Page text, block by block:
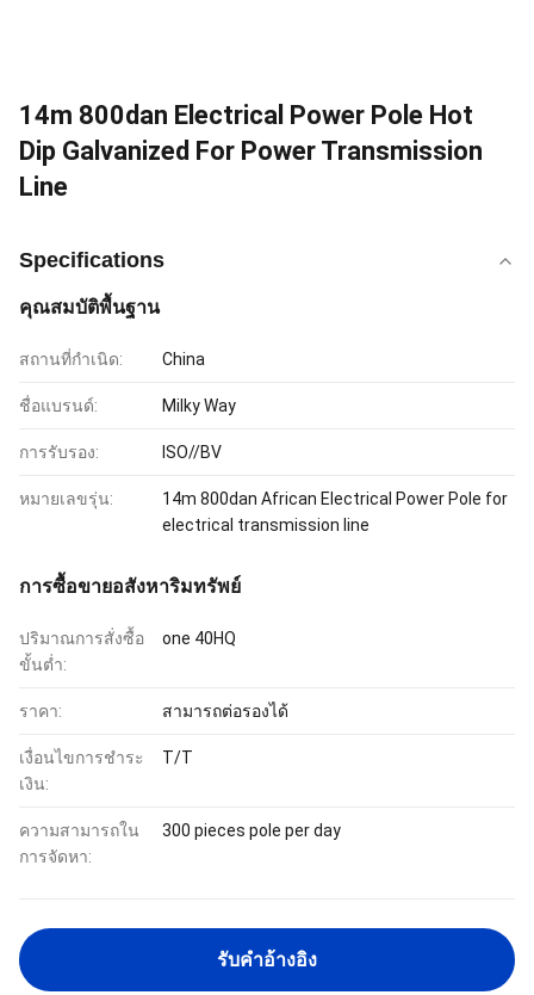
14m 800dan Electrical Power Pole Hot
Dip Galvanized For Power Transmission
Line
Specifications
คุณสมบัติพื้นฐาน
สถานที่กำเนิด: China
ชื่อแบรนด์: Milky Way
การรับรอง: ISO//BV
หมายเลขรุ่น:
14m 800dan African Electrical Power Pole for
electrical transmission line
การซื้อขายอสังหาริมทรัพย์
ปริมาณการสั่งซื้อ
ขั้นต่ำ:
one 40HQ
ราคา: สามารถต่อรองได้
เงื่อนไขการชำระ
เงิน:
T/T
ความสามารถใน
การจัดหา:
300 pieces pole per day
รับคําอ้างอิง